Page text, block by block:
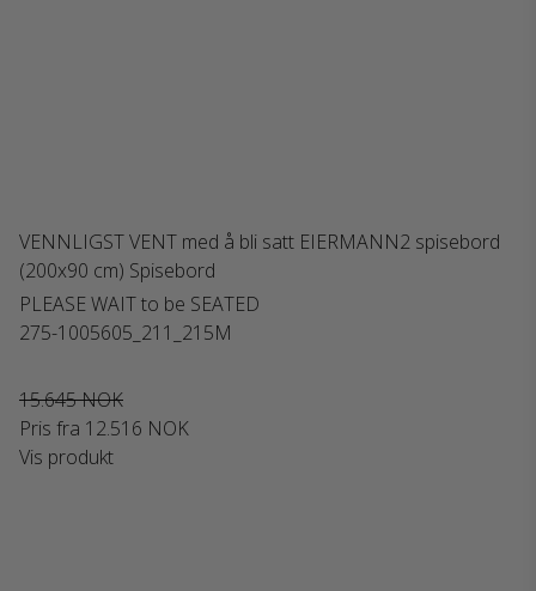
VENNLIGST VENT med å bli satt EIERMANN2 spisebord
(200x90 cm) Spisebord
PLEASE WAIT to be SEATED
275-1005605_211_215M
15.645 NOK
Pris fra 12.516 NOK
Vis produkt